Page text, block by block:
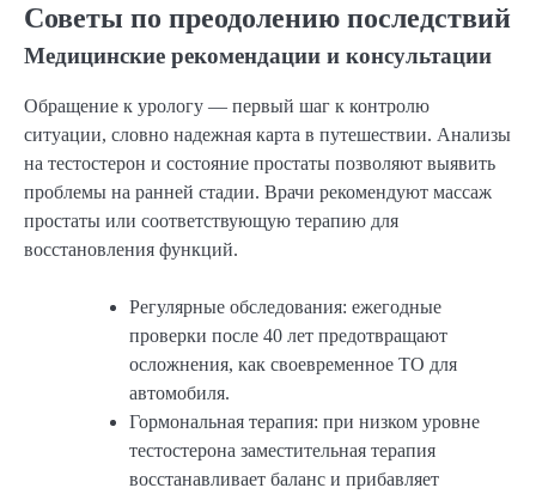
Советы по преодолению последствий
Медицинские рекомендации и консультации
Обращение к урологу — первый шаг к контролю
ситуации, словно надежная карта в путешествии. Анализы
на тестостерон и состояние простаты позволяют выявить
проблемы на ранней стадии. Врачи рекомендуют массаж
простаты или соответствующую терапию для
восстановления функций.
Регулярные обследования: ежегодные
проверки после 40 лет предотвращают
осложнения, как своевременное ТО для
автомобиля.
Гормональная терапия: при низком уровне
тестостерона заместительная терапия
восстанавливает баланс и прибавляет